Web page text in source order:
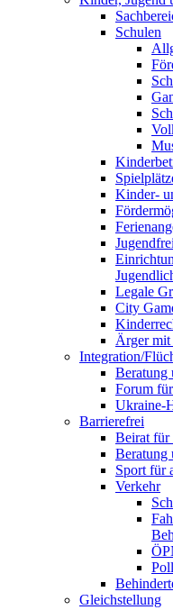
Schulen
Kinder-
Legale
City
Ärger mit
Integration/
Beratung
Forum
Ukraine-
Barrierefrei
Beirat für
Beratung
Sport für
Verkehr
Gleichstellung